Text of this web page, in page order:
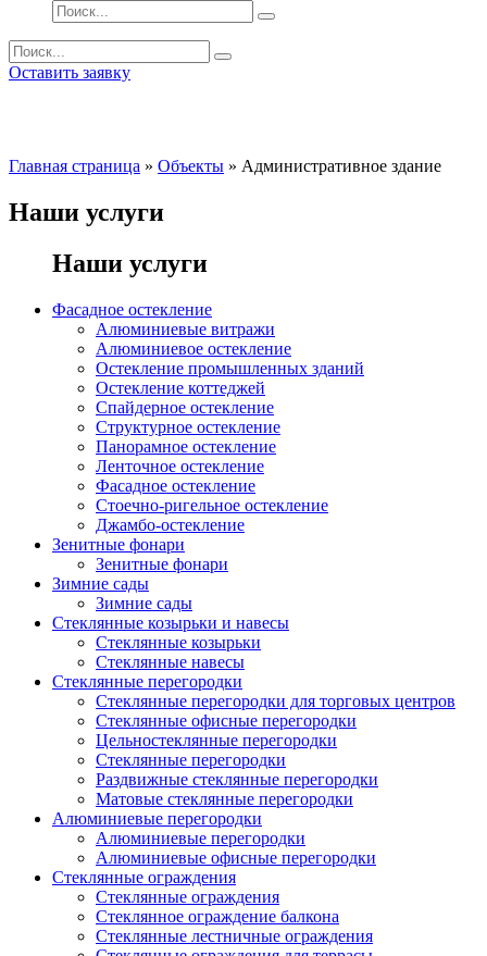
Оставить заявку
Главная страница » Объекты » Административное здание
Наши услуги
Наши услуги
Фасадное остекление
Алюминиевые витражи
Алюминиевое остекление
Остекление промышленных зданий
Остекление коттеджей
Спайдерное остекление
Структурное остекление
Панорамное остекление
Ленточное остекление
Фасадное остекление
Стоечно-ригельное остекление
Джамбо-остекление
Зенитные фонари
Зенитные фонари
Зимние сады
Зимние сады
Стеклянные козырьки и навесы
Стеклянные козырьки
Стеклянные навесы
Стеклянные перегородки
Стеклянные перегородки для торговых центров
Стеклянные офисные перегородки
Цельностеклянные перегородки
Cтеклянные перегородки
Раздвижные стеклянные перегородки
Матовые стеклянные перегородки
Алюминиевые перегородки
Алюминиевые перегородки
Алюминиевые офисные перегородки
Стеклянные ограждения
Стеклянные ограждения
Стеклянное ограждение балкона
Стеклянные лестничные ограждения